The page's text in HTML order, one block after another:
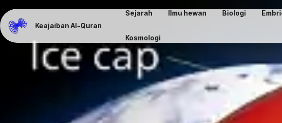
Keajaiban Al-Quran
Sejarah Ilmu hewan Biologi
Kosmologi